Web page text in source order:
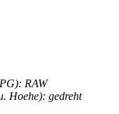
RAW
Hoehe): gedreht